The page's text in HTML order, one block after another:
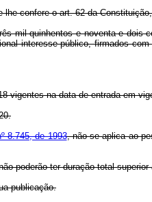
lhe confere o art. 62 da
mil quinhentos e noventa e
interesse público, firmados
vigentes na data de entrada em
8.745, de 1993, não se aplica ao
poderão ter duração total
publicação.